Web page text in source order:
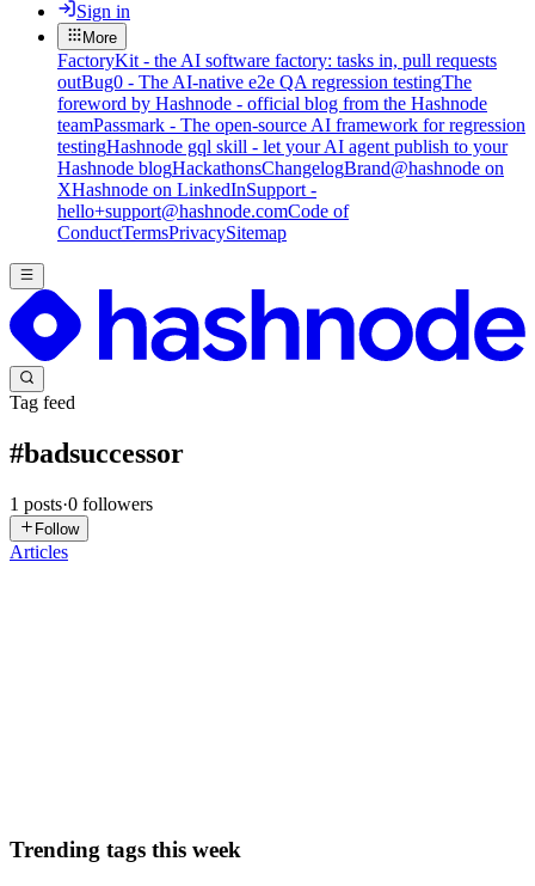
Sign in
More
FactoryKit - the AI software factory: tasks in, pull requests
outBug0 - The AI-native e2e QA regression testingThe
foreword by Hashnode - official blog from the Hashnode
teamPassmark - The open-source AI framework for regression
testingHashnode gql skill - let your AI agent publish to your
Hashnode blogHackathonsChangelogBrand@hashnode on
XHashnode on LinkedInSupport -
hello+support@hashnode.comCode of
ConductTermsPrivacySitemap
Tag feed
#badsuccessor
1 posts·0 followers
Follow
Articles
Trending tags this week